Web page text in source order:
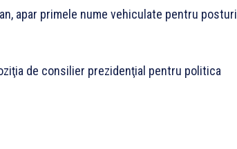
apar primele nume vehiculate pentru posturi
de consilier prezidenţial pentru politica